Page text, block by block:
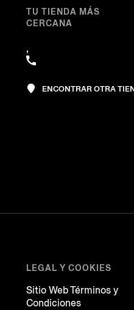
TU TIENDA MÁS
CERCANA
,
ENCONTRAR OTRA
LEGAL Y COOKIES
Sitio Web Términos y
Condiciones